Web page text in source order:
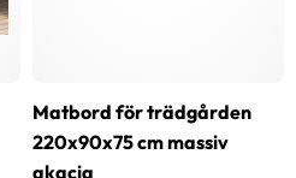
Matbord för trädgården
220x90x75 cm massiv
akacia